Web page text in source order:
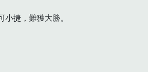
捷，難獲大勝。